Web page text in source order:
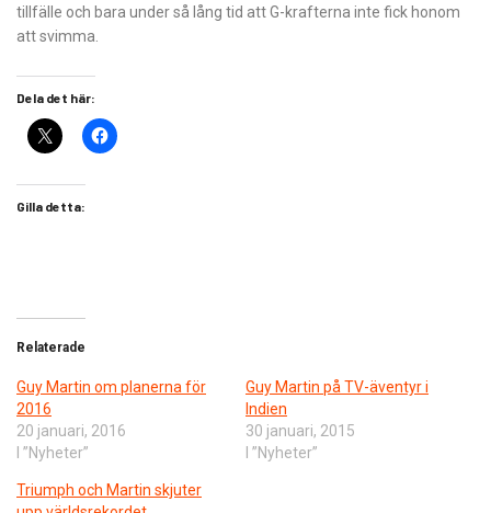
tillfälle och bara under så lång tid att G-krafterna inte fick honom
att svimma.
Dela det här:
Gilla detta:
Relaterade
​Guy Martin om planerna för
2016
20 januari, 2016
I ”Nyheter”
Guy Martin på TV-äventyr i
Indien
30 januari, 2015
I ”Nyheter”
Triumph och Martin skjuter